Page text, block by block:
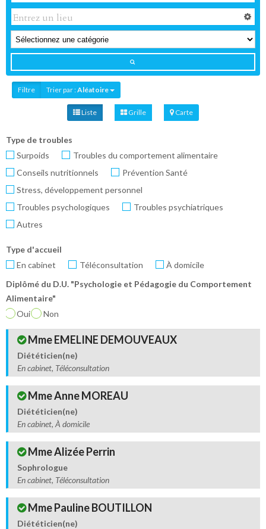
Filtre Trier par :Aléatoire
Liste Grille Carte
Type de troubles
Surpoids
Troubles du comportement alimentaire
Conseils nutritionnels
Prévention Santé
Stress, développement personnel
Troubles psychologiques
Troubles psychiatriques
Autres
Type d'accueil
En cabinet
Téléconsultation
À domicile
Diplômé du D.U. "Psychologie et Pédagogie du Comportement
Alimentaire"
Oui
Non
Mme EMELINE DEMOUVEAUX
Diététicien(ne)
En cabinet, Téléconsultation
Mme Anne MOREAU
Diététicien(ne)
En cabinet, À domicile
Mme Alizée Perrin
Sophrologue
En cabinet, Téléconsultation
Mme Pauline BOUTILLON
Diététicien(ne)